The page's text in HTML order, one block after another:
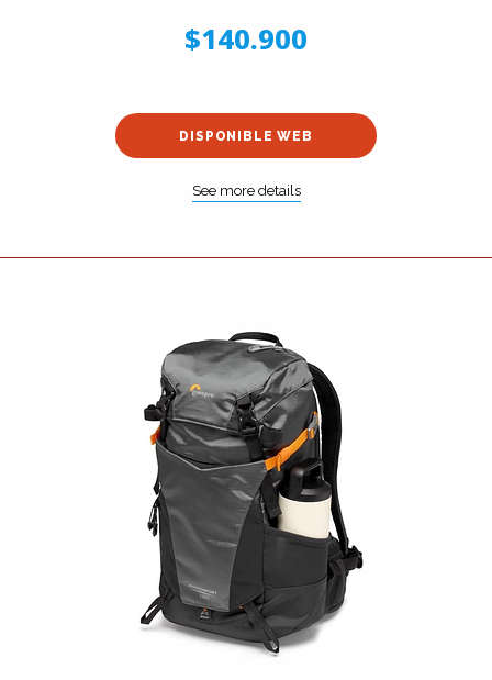
$140.900
DISPONIBLE WEB
See more details